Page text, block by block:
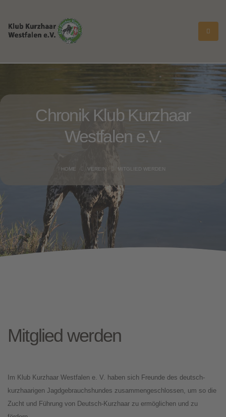
ChronikKlub Kurzhaar
Westfalen e.V.
HOME VEREIN MITGLIED WERDEN
Mitglied werden
Im Klub Kurzhaar Westfalen e. V. haben sich Freunde des deutsch-
kurzhaarigen Jagdgebrauchshundes zusammengeschlossen, um so die
Zucht und Führung von Deutsch-Kurzhaar zu ermöglichen und zu